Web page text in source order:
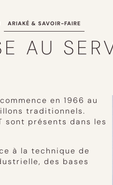
ARIAKÉ & SAVOIR-FAIRE
AU
en 1966 au
traditionnels.
sont présents dans les
à la technique de
des bases